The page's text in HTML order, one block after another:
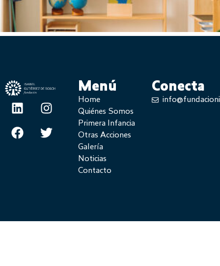
Menú
Home
Quiénes Somos
Primera Infancia
Otras Acciones
Galería
Noticias
Contacto
Conecta